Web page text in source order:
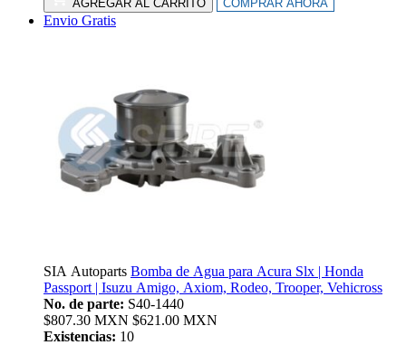
AGREGAR AL CARRITO COMPRAR AHORA
Envio Gratis
SIA Autoparts Bomba de Agua para Acura Slx | Honda
Passport | Isuzu Amigo, Axiom, Rodeo, Trooper, Vehicross
No. de parte: S40-1440
$807.30 MXN $621.00 MXN
Existencias: 10